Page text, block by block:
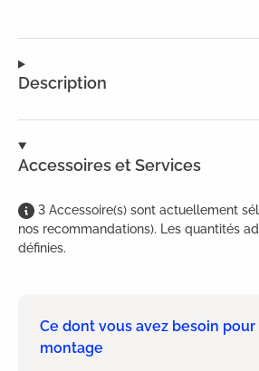
Description
Accessoires et Services
3 Accessoire(s) sont actuellement
nos recommandations). Les quantités
définies.
Ce dont vous avez besoin pour
montage